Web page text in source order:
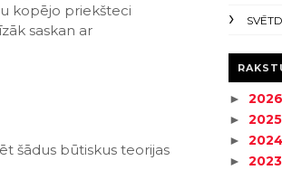
kopējo priekšteci
saskan ar
šādus būtiskus teorijas
► 2026
► 2025
► 2024
► 2023